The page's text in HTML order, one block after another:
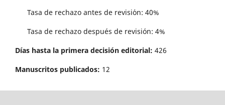
Tasa de rechazo antes de revisi´on: 40%
Tasa de rechazo después de revisión: 4%
Días hasta la primera decisión editorial: 426
Manuscritos publicados: 12